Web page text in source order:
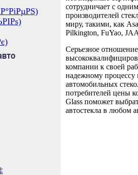
сотрудничает с
производителей
миру, такими, как
Pilkington, FuYao,
Серьезное отношение
компании к своей
надежному процессу
автомобильных
потребителей цены
Glass поможет
автостекла в любом